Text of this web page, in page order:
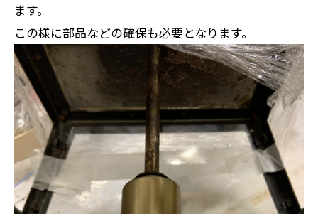
ます。
この様に部品などの確保も必要となります。